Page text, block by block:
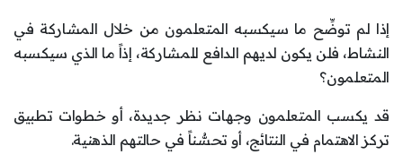
إذا لم توضِّح ما سيكسبه المتعلمون من خلال المشاركة في
النشاط، فلن يكون لديهم الدافع للمشاركة، إذاً ما الذي سيكسبه
المتعلمون؟
قد يكسب المتعلمون وجهات نظر جديدة، أو خطوات تطبيق
تركز الاهتمام في النتائج، أو تحسُّناً في حالتهم الذهنية.